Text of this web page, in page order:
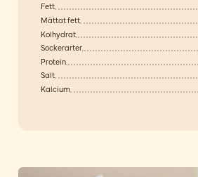
Fett
Mättat fett
Kolhydrat
Sockerarter
Protein
Salt
Kalcium